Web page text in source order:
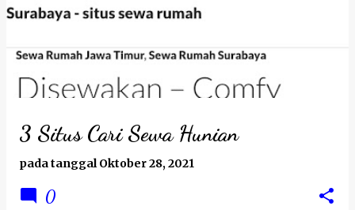
3 Situs Cari Sewa Hunian
pada tanggalOktober 28, 2021
0